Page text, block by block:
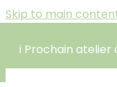
Skip to main
ℹ️ Prochain atelier